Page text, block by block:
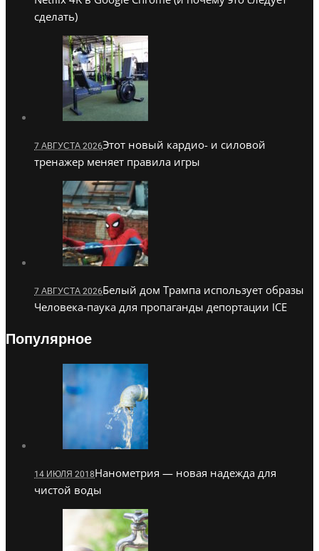
сделать)
7 АВГУСТА 2026Этот новый кардио- и силовой
тренажер меняет правила игры
7 АВГУСТА 2026Белый дом Трампа использует образы
Человека-паука для пропаганды депортации ICE
Популярное
14 ИЮЛЯ 2018Нанометрия — новая надежда для
чистой воды